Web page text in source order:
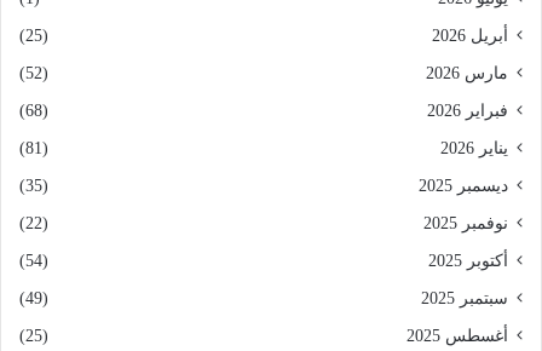
أبريل 2026 (25)
مارس 2026 (52)
فبراير 2026 (68)
يناير 2026 (81)
ديسمبر 2025 (35)
نوفمبر 2025 (22)
أكتوبر 2025 (54)
سبتمبر 2025 (49)
أغسطس 2025 (25)